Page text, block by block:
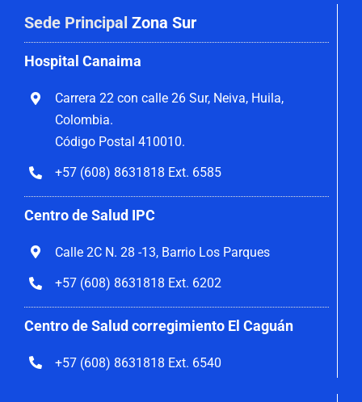
Sede Principal Zona Sur
Hospital Canaima
Carrera 22 con calle 26 Sur, Neiva, Huila,
Colombia.
Código Postal 410010.
+57 (608) 8631818 Ext. 6585
Centro de Salud IPC
Calle 2C N. 28 -13, Barrio Los Parques
+57 (608) 8631818 Ext. 6202
Centro de Salud corregimiento El Caguán
+57 (608) 8631818 Ext. 6540